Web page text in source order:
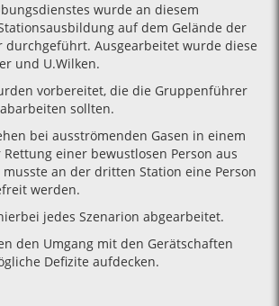
wurde an diesem
auf dem Gelände der
durchgeführt. Ausgearbeitet wurde diese
und U.Wilken.
vorbereitet, die die Gruppenführer
sollten.
bei ausströmenden Gasen in einem
einer bewustlosen Person aus
musste an der dritten Station eine Person
werden.
jedes Szenarion abgearbeitet.
den Umgang mit den Gerätschaften
Defizite aufdecken.